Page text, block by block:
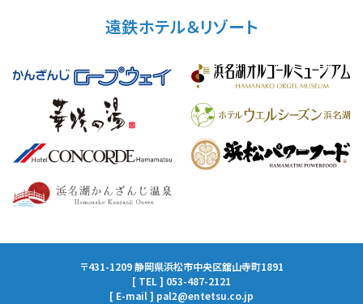
遠鉄ホテル＆リゾート
〒431-1209 静岡県浜松市中央区舘山寺町1891
[ TEL ] 053-487-2121
[ E-mail ] pal2@entetsu.co.jp